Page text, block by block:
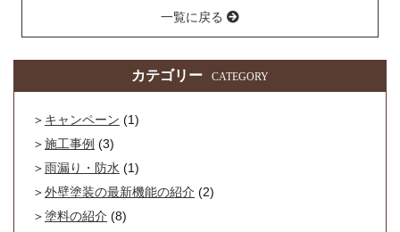
一覧に戻る
カテゴリー CATEGORY
キャンペーン (1)
施工事例 (3)
雨漏り・防水 (1)
外壁塗装の最新機能の紹介 (2)
塗料の紹介 (8)